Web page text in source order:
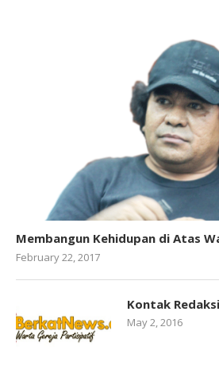
Membangun Kehidupan di Atas
February 22, 2017
Kontak
May 2, 2016